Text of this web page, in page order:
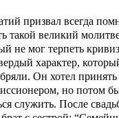
призвал всегда
такой великий
не мог терпеть
характер,
Он хотел
но потом
служить. После